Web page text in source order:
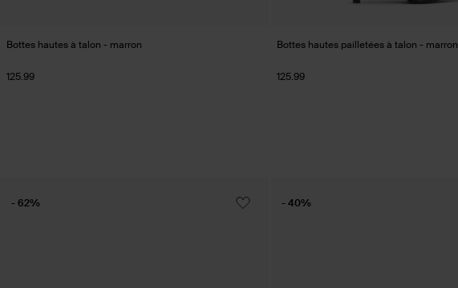
Bottes hautes à talon - marron
125.99
Bottes hautes pailletées à talon - marron
125.99
- 62% - 40%